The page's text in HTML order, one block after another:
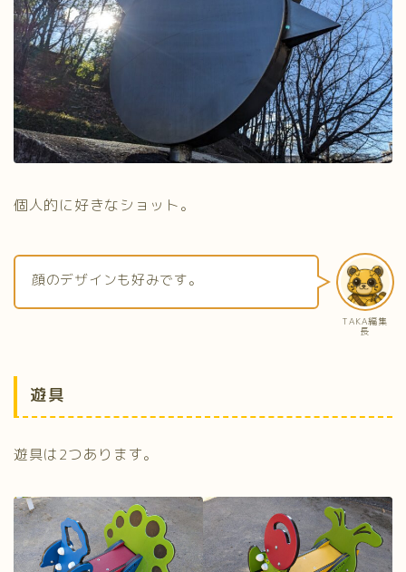
個人的に好きなショット。
TAKA編集
長
顔のデザインも好みです。
遊具
遊具は2つあります。